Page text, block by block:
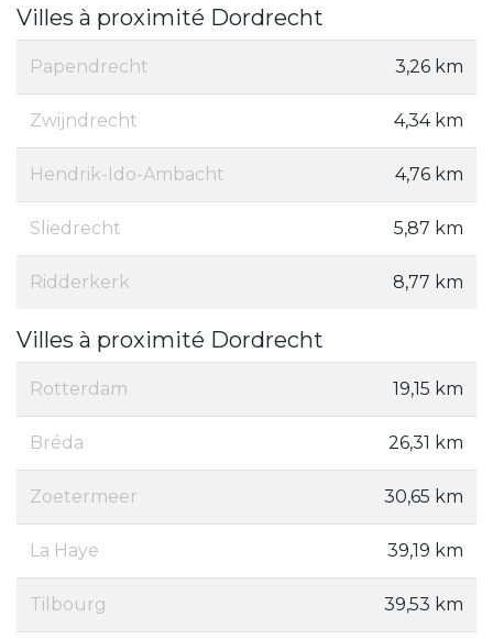
Villes à proximité Dordrecht
Papendrecht 3,26 km
Zwijndrecht 4,34 km
Hendrik-Ido-Ambacht 4,76 km
Sliedrecht 5,87 km
Ridderkerk 8,77 km
Villes à proximité Dordrecht
Rotterdam 19,15 km
Bréda 26,31 km
Zoetermeer 30,65 km
La Haye 39,19 km
Tilbourg 39,53 km